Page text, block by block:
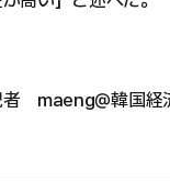
者 maeng@韓国経